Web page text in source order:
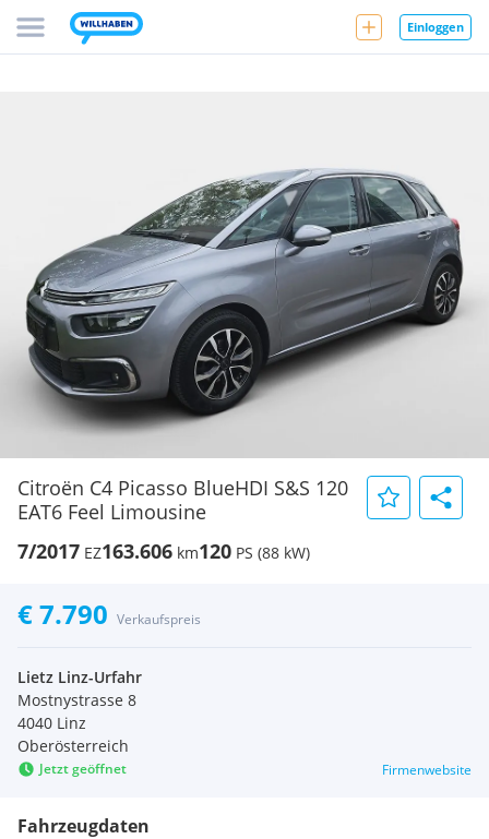
Einloggen
Citroën C4 Picasso BlueHDI S&S 120
EAT6 Feel Limousine
7/2017 EZ163.606 km120 PS (88 kW)
€ 7.790 Verkaufspreis
Lietz Linz-Urfahr
Mostnystrasse 8
4040 Linz
Oberösterreich
Jetzt geöffnet Firmenwebsite
Fahrzeugdaten